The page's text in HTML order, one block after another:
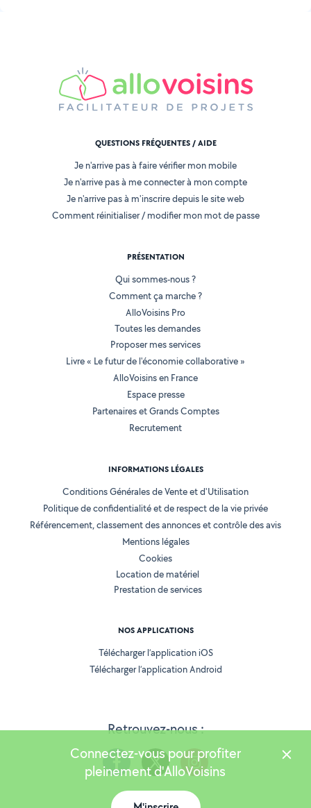
Retrouvez-nous :
QUESTIONS FRÉQUENTES / AIDE
Je n'arrive pas à faire vérifier mon mobile
Je n'arrive pas à me connecter à mon compte
Je n'arrive pas à m'inscrire depuis le site web
Comment réinitialiser / modifier mon mot de passe
PRÉSENTATION
Qui sommes-nous ?
Comment ça marche ?
AlloVoisins Pro
Toutes les demandes
Proposer mes services
Livre « Le futur de l'économie collaborative »
AlloVoisins en France
Espace presse
Partenaires et Grands Comptes
Recrutement
INFORMATIONS LÉGALES
Conditions Générales de Vente et d'Utilisation
Politique de confidentialité et de respect de la vie privée
Référencement, classement des annonces et contrôle des avis
Mentions légales
Cookies
Location de matériel
Prestation de services
NOS APPLICATIONS
Télécharger l’application iOS
Télécharger l’application Android
Connectez-vous pour profiter
pleinement d'AlloVoisins